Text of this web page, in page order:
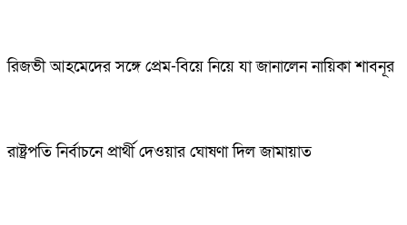
রিজভী আহমেদের সঙ্গে প্রেম-বিয়ে নিয়ে যা জানালেন নায়িকা শাবনূর
রাষ্ট্রপতি নির্বাচনে প্রার্থী দেওয়ার ঘোষণা দিল জামায়াত